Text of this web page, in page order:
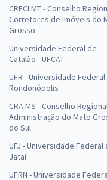
CRECI MT - Conselho
Corretores de Imóveis do
Grosso
Universidade Federal de
Catalão - UFCAT
UFR - Universidade
Rondonópolis
CRA MS - Conselho
Administração do Mato
do Sul
UFJ - Universidade Federal
Jataí
UFRN - Universidade